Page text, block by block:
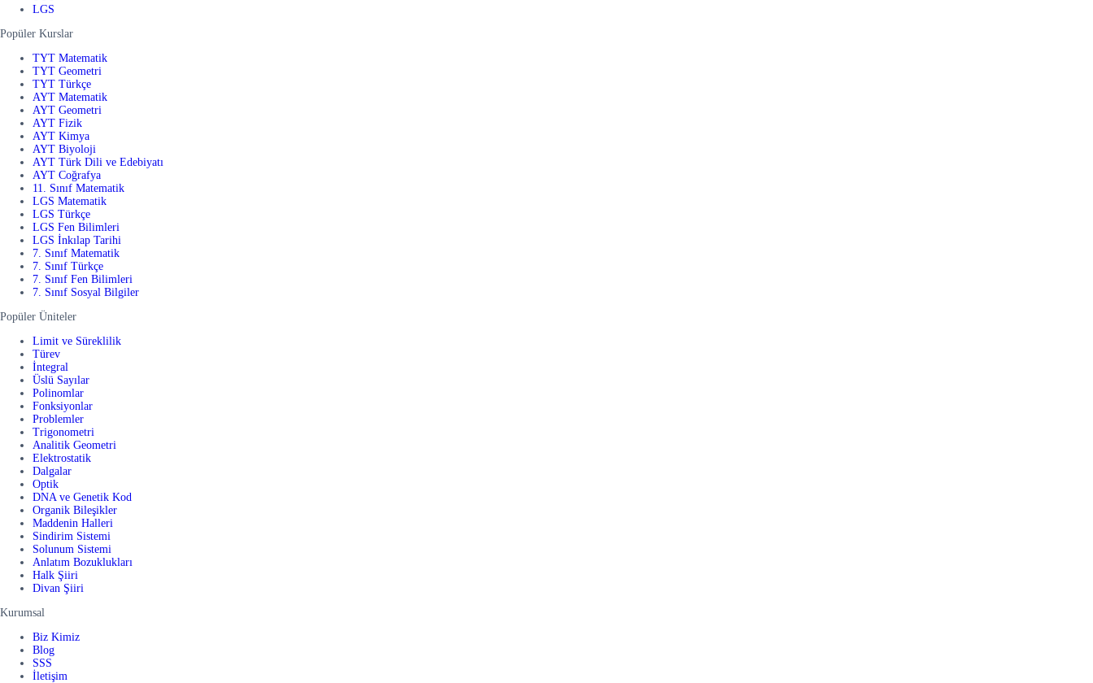
LGS
Popüler Kurslar
TYT Matematik
TYT Geometri
TYT Türkçe
AYT Matematik
AYT Geometri
AYT Fizik
AYT Kimya
AYT Biyoloji
AYT Türk Dili ve Edebiyatı
AYT Coğrafya
11. Sınıf Matematik
LGS Matematik
LGS Türkçe
LGS Fen Bilimleri
LGS İnkılap Tarihi
7. Sınıf Matematik
7. Sınıf Türkçe
7. Sınıf Fen Bilimleri
7. Sınıf Sosyal Bilgiler
Popüler Üniteler
Limit ve Süreklilik
Türev
İntegral
Üslü Sayılar
Polinomlar
Fonksiyonlar
Problemler
Trigonometri
Analitik Geometri
Elektrostatik
Dalgalar
Optik
DNA ve Genetik Kod
Organik Bileşikler
Maddenin Halleri
Sindirim Sistemi
Solunum Sistemi
Anlatım Bozuklukları
Halk Şiiri
Divan Şiiri
Kurumsal
Biz Kimiz
Blog
SSS
İletişim